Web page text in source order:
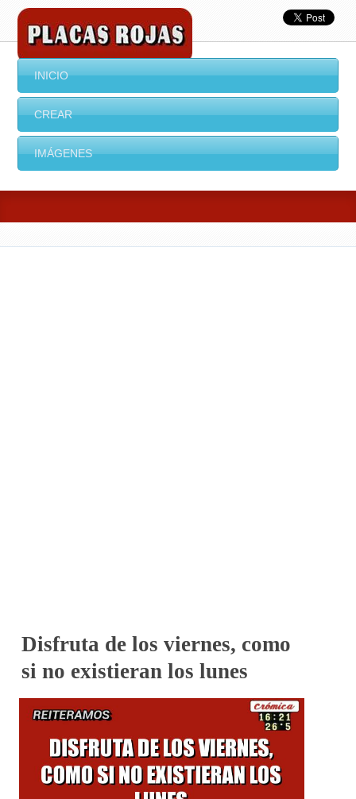
INICIO
CREAR
IMÁGENES
Disfruta de los viernes, como
si no existieran los lunes